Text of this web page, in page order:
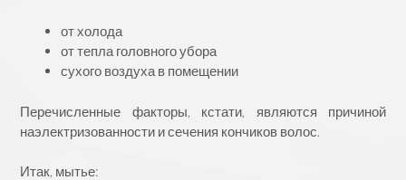
от холода
от тепла головного убора
сухого воздуха в помещении
Перечисленные факторы, кстати, являются причиной
наэлектризованности и сечения кончиков волос.
Итак, мытье: